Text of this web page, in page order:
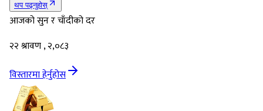
थप पढ्नुहोस्
आजको सुन र चाँदीको दर
२२ श्रावण , २,०८३
विस्तारमा हेर्नुहोस